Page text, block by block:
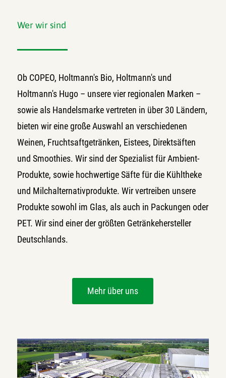
Wer wir sind
Ob COPEO, Holtmann's Bio, Holtmann's und
Holtmann's Hugo – unsere vier regionalen Marken –
sowie als Handelsmarke vertreten in über 30 Ländern,
bieten wir eine große Auswahl an verschiedenen
Weinen, Fruchtsaftgetränken, Eistees, Direktsäften
und Smoothies. Wir sind der Spezialist für Ambient-
Produkte, sowie hochwertige Säfte für die Kühltheke
und Milchalternativprodukte. Wir vertreiben unsere
Produkte sowohl im Glas, als auch in Packungen oder
PET. Wir sind einer der größten Getränkehersteller
Deutschlands.
Mehr über uns